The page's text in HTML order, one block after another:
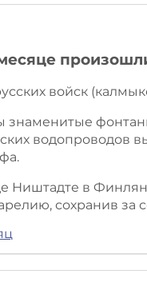
войск
знаменитые
водопроводов
Ништадте в
сохранив за